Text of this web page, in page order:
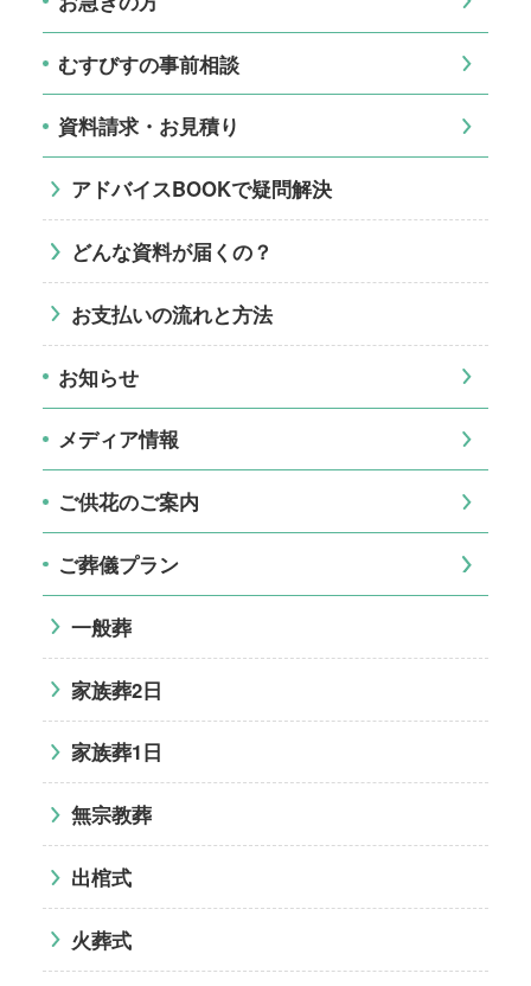
むすびすの事前相談
資料請求・お見積り
アドバイスBOOKで疑問解決
どんな資料が届くの？
お支払いの流れと方法
お知らせ
メディア情報
ご供花のご案内
ご葬儀プラン
一般葬
家族葬2日
家族葬1日
無宗教葬
出棺式
火葬式